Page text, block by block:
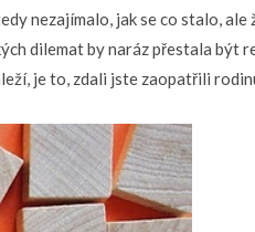
nezajímalo, jak se co stalo, ale
dilemat by naráz přestala být
je to, zdali jste zaopatřili